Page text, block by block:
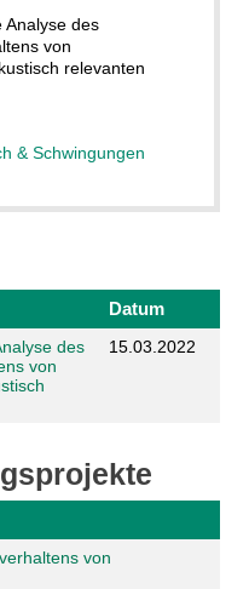
Analyse des
von
relevanten
& Schwingungen
Datum
des
von
15.03.2022
von